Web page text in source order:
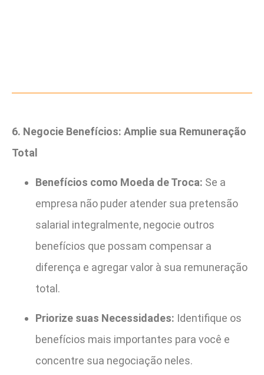
6. Negocie Benefícios: Amplie sua Remuneração
Total
Benefícios como Moeda de Troca: Se a
empresa não puder atender sua pretensão
salarial integralmente, negocie outros
benefícios que possam compensar a
diferença e agregar valor à sua remuneração
total.
Priorize suas Necessidades: Identifique os
benefícios mais importantes para você e
concentre sua negociação neles.